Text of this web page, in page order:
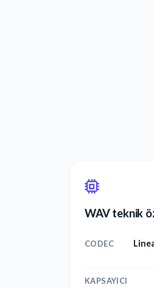
WAV teknik
CODEC
KAPSAYICI